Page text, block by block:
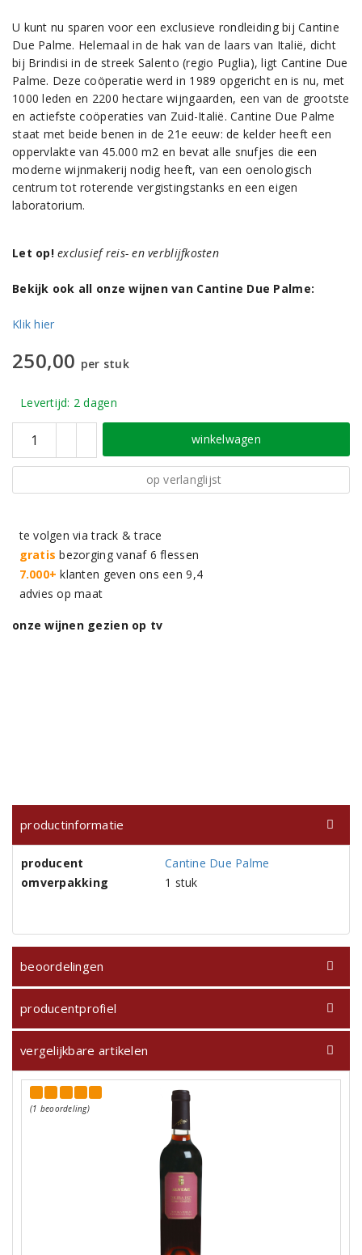
U kunt nu sparen voor een exclusieve rondleiding bij Cantine
Due Palme. Helemaal in de hak van de laars van Italië, dicht
bij Brindisi in de streek Salento (regio Puglia), ligt Cantine Due
Palme. Deze coöperatie werd in 1989 opgericht en is nu, met
1000 leden en 2200 hectare wijngaarden, een van de grootste
en actiefste coöperaties van Zuid-Italië. Cantine Due Palme
staat met beide benen in de 21e eeuw: de kelder heeft een
oppervlakte van 45.000 m2 en bevat alle snufjes die een
moderne wijnmakerij nodig heeft, van een oenologisch
centrum tot roterende vergistingstanks en een eigen
laboratorium.
Let op!exclusief reis- en verblijfkosten
Bekijk ook all onze wijnen van Cantine Due Palme:
Klik hier
250,00 per stuk
Levertijd: 2 dagen
winkelwagen
op verlanglijst
te volgen via track & trace
gratis bezorging vanaf 6 flessen
7.000+ klanten geven ons een 9,4
advies op maat
onze wijnen gezien op tv
productinformatie
producent
Cantine Due Palme
omverpakking
1 stuk
beoordelingen
producentprofiel
vergelijkbare artikelen
(1 beoordeling)